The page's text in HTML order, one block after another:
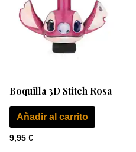
múltiples
variantes.
pueden
elegir
Boquilla 3D Stitch Rosa
Añadir al carrito
9,95 €